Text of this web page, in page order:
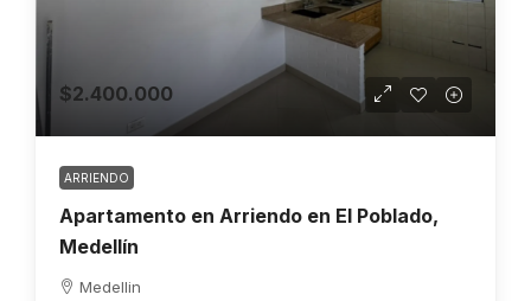
$2.400.000
ARRIENDO
Apartamento en Arriendo en El Poblado,
Medellín
Medellin